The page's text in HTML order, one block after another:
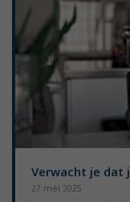
Verwacht je dat
27 mei 2025